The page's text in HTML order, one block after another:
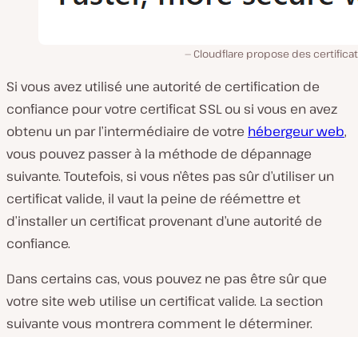
Cloudflare propose des
Si vous avez utilisé une autorité de certification de
confiance pour votre certificat SSL ou si vous en avez
obtenu un par l’intermédiaire de votre hébergeur web,
vous pouvez passer à la méthode de dépannage
suivante. Toutefois, si vous n’êtes pas sûr d’utiliser un
certificat valide, il vaut la peine de réémettre et
d’installer un certificat provenant d’une autorité de
confiance.
Dans certains cas, vous pouvez ne pas être sûr que
votre site web utilise un certificat valide. La section
suivante vous montrera comment le déterminer.